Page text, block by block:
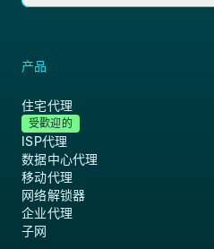
产品
住宅代理
受歡迎的
ISP代理
数据中心代理
移动代理
网络解锁器
企业代理
子网